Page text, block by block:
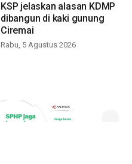
KSP jelaskan alasan KDMP
dibangun di kaki gunung
Ciremai
Rabu, 5 Agustus 2026